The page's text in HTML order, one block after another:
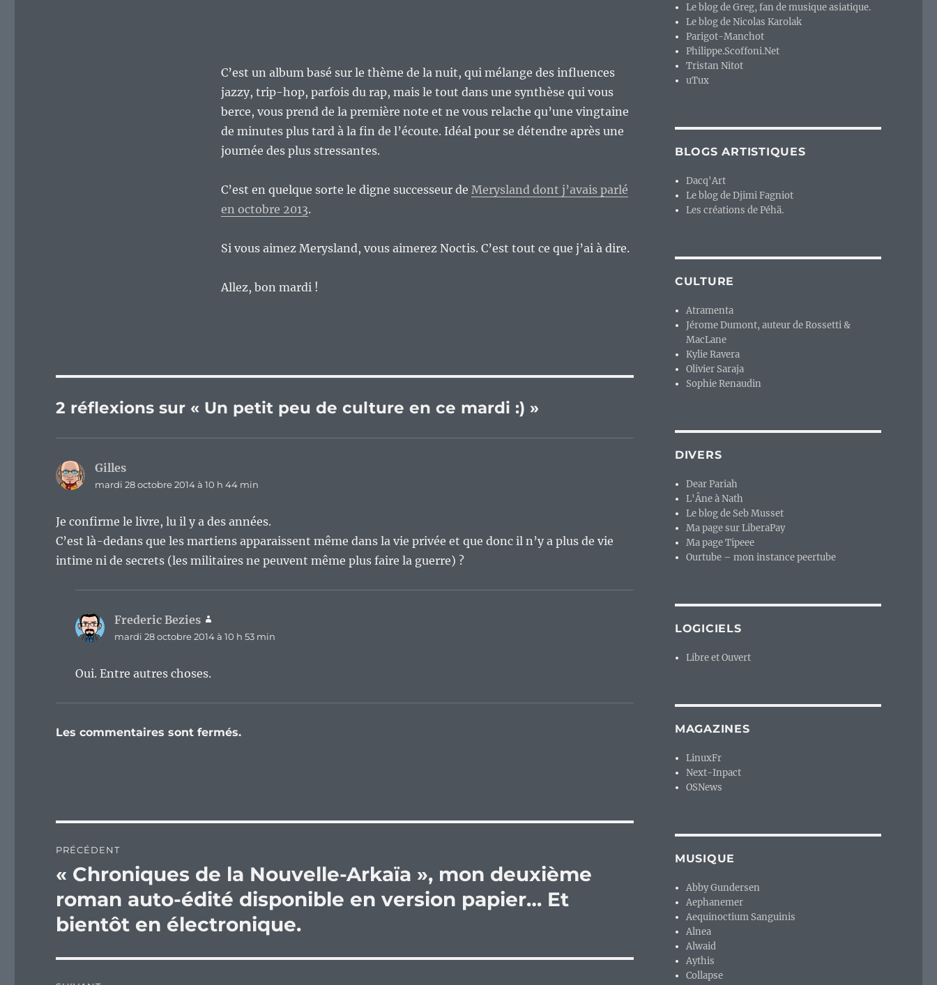
C’est un album basé sur le thème de la nuit, qui mélange des influences
jazzy, trip-hop, parfois du rap, mais le tout dans une synthèse qui vous
berce, vous prend de la première note et ne vous relache qu’une vingtaine
de minutes plus tard à la fin de l’écoute. Idéal pour se détendre après une
journée des plus stressantes.
C’est en quelque sorte le digne successeur de Merysland dont j’avais parlé
en octobre 2013.
Si vous aimez Merysland, vous aimerez Noctis. C’est tout ce que j’ai à dire.
Allez, bon mardi !
2 réflexions sur « Un petit peu de culture en ce mardi :) »
Gilles
mardi 28 octobre 2014 à 10 h 44 min
Je confirme le livre, lu il y a des années.
C’est là-dedans que les martiens apparaissent même dans la vie privée et que donc il n’y a plus de vie
intime ni de secrets (les militaires ne peuvent même plus faire la guerre) ?
Frederic Bezies
mardi 28 octobre 2014 à 10 h 53 min
Oui. Entre autres choses.
Les commentaires sont fermés.
de
l’article
PRÉCÉDENT
Publication
« Chroniques de la Nouvelle-Arkaïa », mon deuxième
roman auto-édité disponible en version papier… Et
bientôt en électronique.
Le blog de Greg, fan de musique asiatique.
Le blog de Nicolas Karolak
Parigot-Manchot
Philippe.Scoffoni.Net
Tristan Nitot
uTux
BLOGS ARTISTIQUES
Dacq'Art
Le blog de Djimi Fagniot
Les créations de Péhä.
CULTURE
Atramenta
Jérome Dumont, auteur de Rossetti &
MacLane
Kylie Ravera
Olivier Saraja
Sophie Renaudin
DIVERS
Dear Pariah
L'Âne à Nath
Le blog de Seb Musset
Ma page sur LiberaPay
Ma page Tipeee
Ourtube – mon instance peertube
LOGICIELS
Libre et Ouvert
MAGAZINES
LinuxFr
Next-Inpact
OSNews
MUSIQUE
Abby Gundersen
Aephanemer
Aequinoctium Sanguinis
Alnea
Alwaid
Aythis
Collapse